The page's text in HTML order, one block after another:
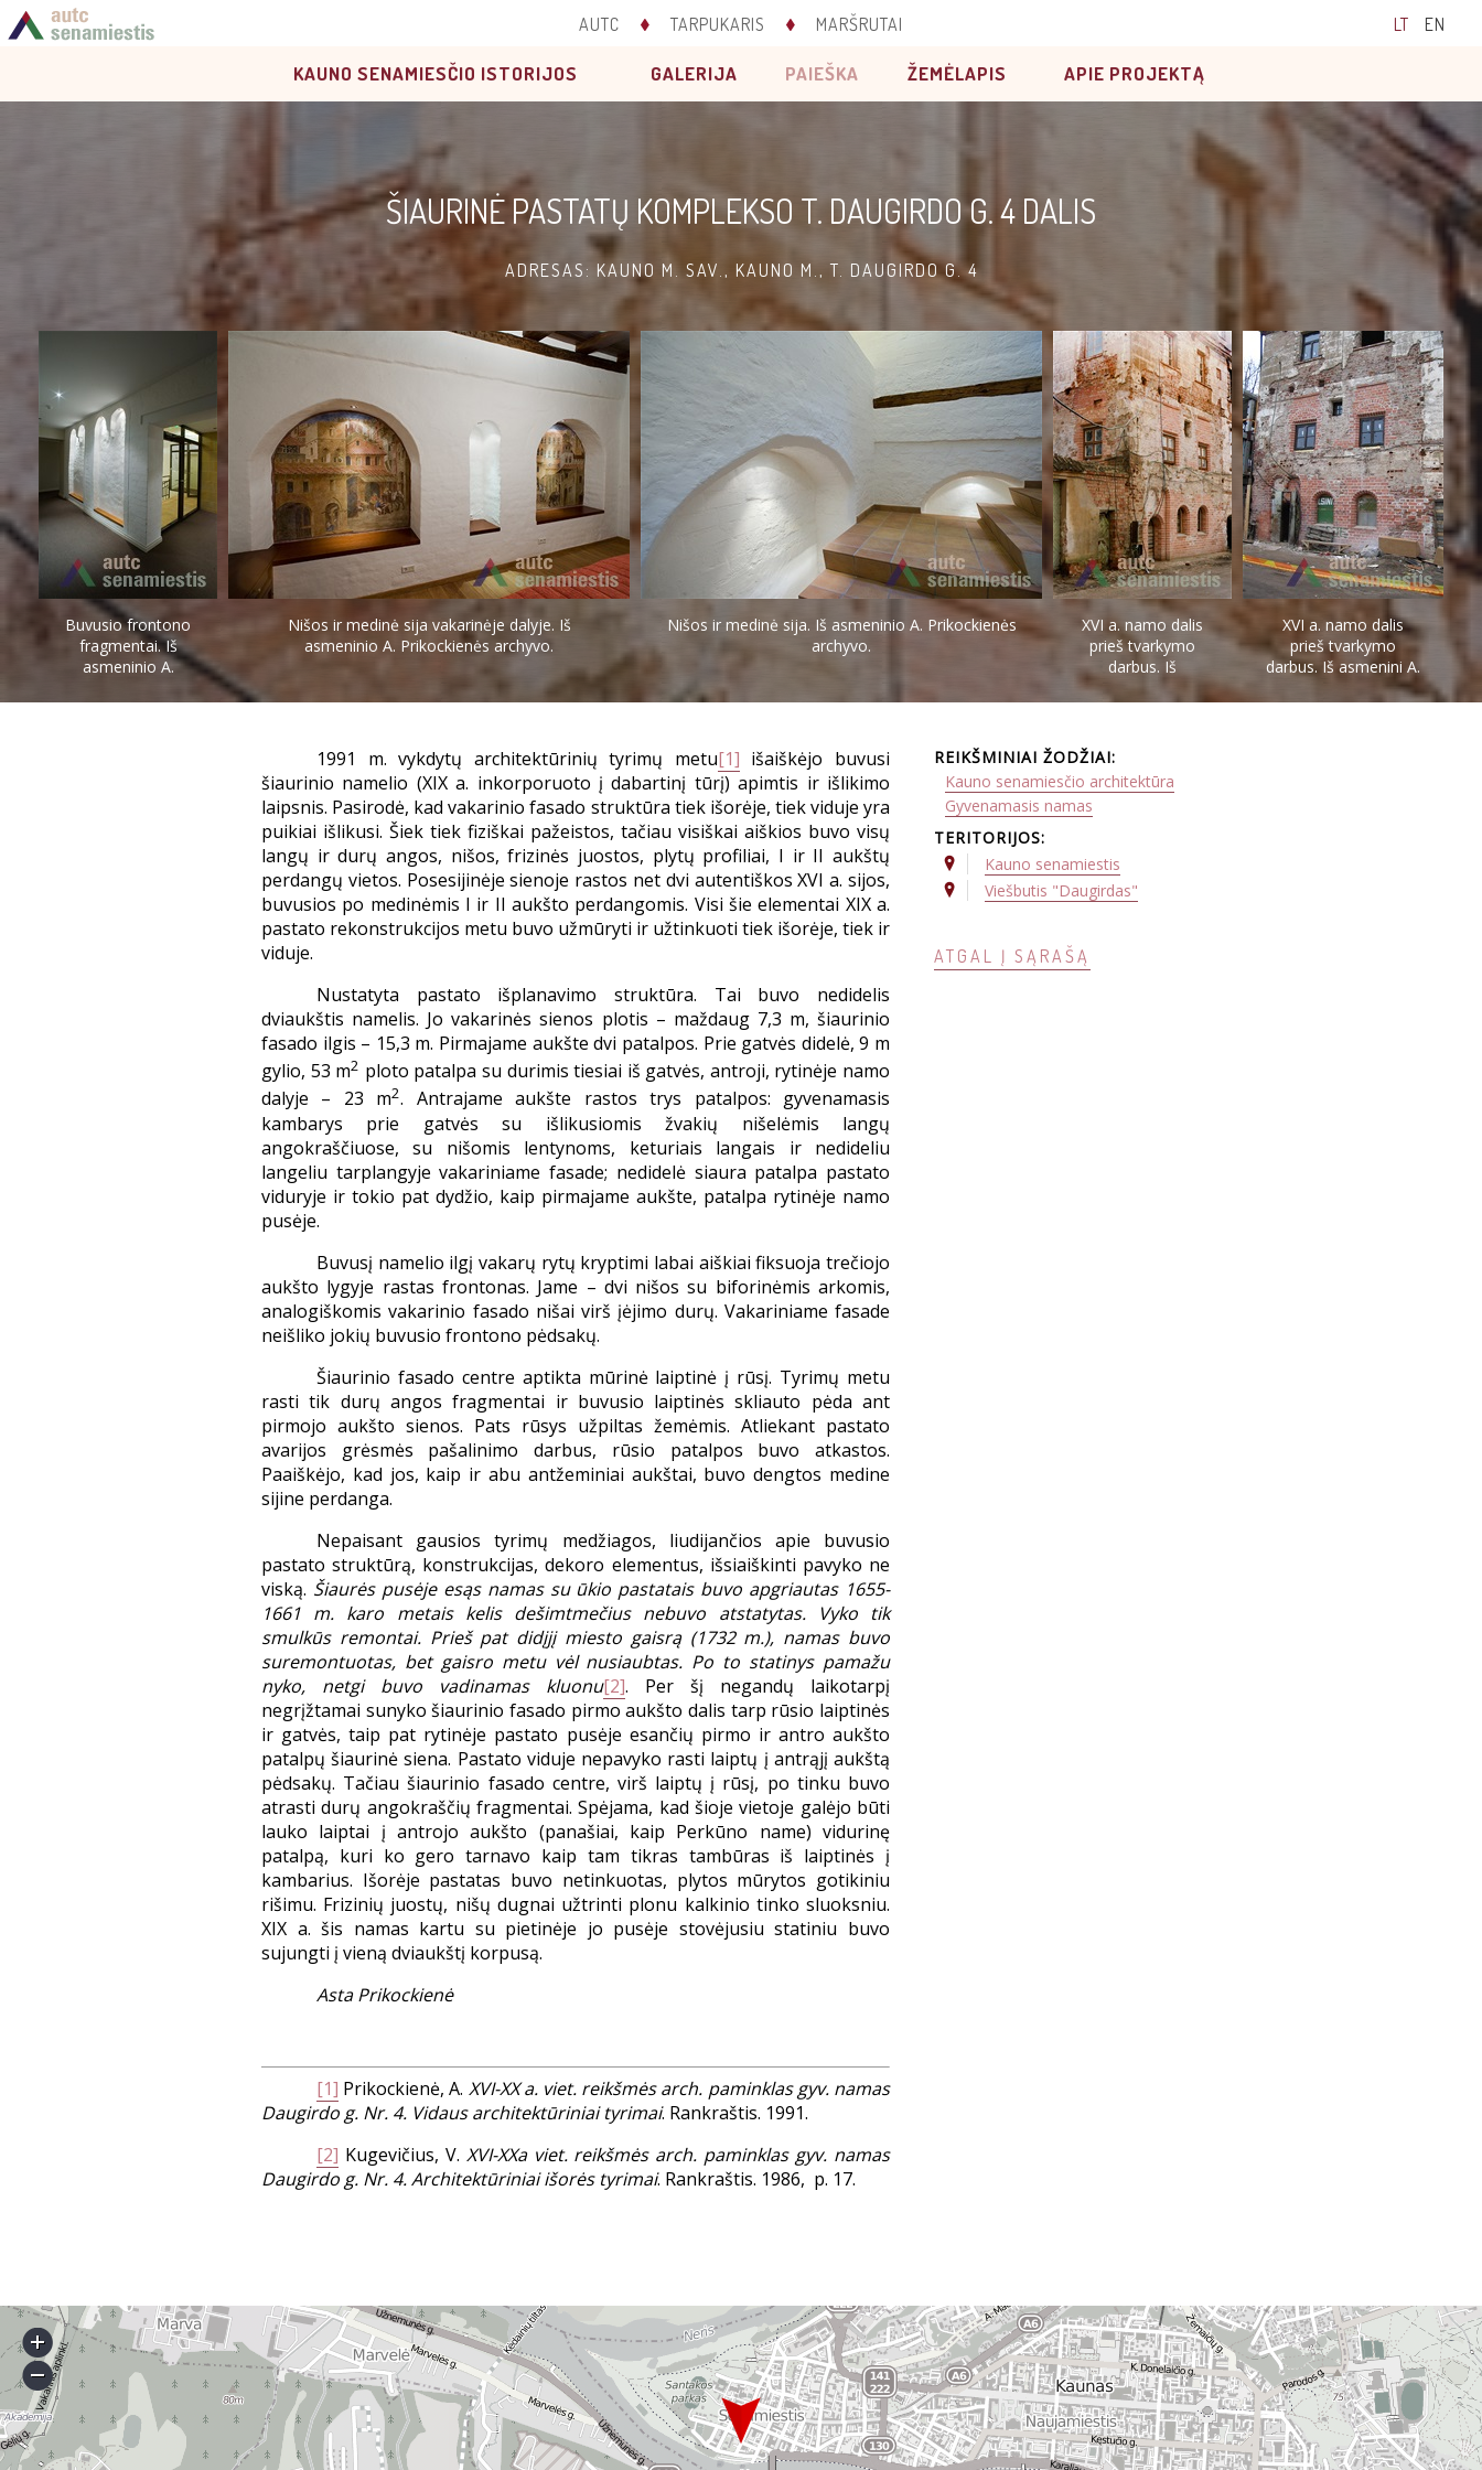
LT EN
AUTC TARPUKARIS MARŠRUTAI
KAUNO SENAMIESČIO ISTORIJOS GALERIJA PAIEŠKA ŽEMĖLAPIS APIE PROJEKTĄ
ŠIAURINĖ PASTATŲ KOMPLEKSO T. DAUGIRDO G. 4 DALIS
ADRESAS: KAUNO M. SAV., KAUNO M., T. DAUGIRDO G. 4
Buvusio frontono
fragmentai. Iš
asmeninio A.
archyvo.
Nišos ir medinė sija vakarinėje dalyje. Iš
asmeninio A. Prikockienės archyvo.
Nišos ir medinė sija. Iš asmeninio A. Prikockienės
archyvo.
XVI a. namo dalis
prieš tvarkymo
darbus. Iš
asmenini A.
Prikockienės
XVI a. namo dalis
prieš tvarkymo
darbus. Iš asmenini A.
Prikockienės archyvo.
1991 m. vykdytų architektūrinių tyrimų metu[1] išaiškėjo buvusi
šiaurinio namelio (XIX a. inkorporuoto į dabartinį tūrį) apimtis ir išlikimo
laipsnis. Pasirodė, kad vakarinio fasado struktūra tiek išorėje, tiek viduje yra
puikiai išlikusi. Šiek tiek fiziškai pažeistos, tačiau visiškai aiškios buvo visų
langų ir durų angos, nišos, frizinės juostos, plytų profiliai, I ir II aukštų
perdangų vietos. Posesijinėje sienoje rastos net dvi autentiškos XVI a. sijos,
buvusios po medinėmis I ir II aukšto perdangomis. Visi šie elementai XIX a.
pastato rekonstrukcijos metu buvo užmūryti ir užtinkuoti tiek išorėje, tiek ir
viduje.
Nustatyta pastato išplanavimo struktūra. Tai buvo nedidelis
dviaukštis namelis. Jo vakarinės sienos plotis – maždaug 7,3 m, šiaurinio
fasado ilgis – 15,3 m. Pirmajame aukšte dvi patalpos. Prie gatvės didelė, 9 m
gylio, 53 m2 ploto patalpa su durimis tiesiai iš gatvės, antroji, rytinėje namo
dalyje – 23 m2. Antrajame aukšte rastos trys patalpos: gyvenamasis
kambarys prie gatvės su išlikusiomis žvakių nišelėmis langų
angokraščiuose, su nišomis lentynoms, keturiais langais ir nedideliu
langeliu tarplangyje vakariniame fasade; nedidelė siaura patalpa pastato
viduryje ir tokio pat dydžio, kaip pirmajame aukšte, patalpa rytinėje namo
pusėje.
Buvusį namelio ilgį vakarų rytų kryptimi labai aiškiai fiksuoja trečiojo
aukšto lygyje rastas frontonas. Jame – dvi nišos su biforinėmis arkomis,
analogiškomis vakarinio fasado nišai virš įėjimo durų. Vakariniame fasade
neišliko jokių buvusio frontono pėdsakų.
Šiaurinio fasado centre aptikta mūrinė laiptinė į rūsį. Tyrimų metu
rasti tik durų angos fragmentai ir buvusio laiptinės skliauto pėda ant
pirmojo aukšto sienos. Pats rūsys užpiltas žemėmis. Atliekant pastato
avarijos grėsmės pašalinimo darbus, rūsio patalpos buvo atkastos.
Paaiškėjo, kad jos, kaip ir abu antžeminiai aukštai, buvo dengtos medine
sijine perdanga.
Nepaisant gausios tyrimų medžiagos, liudijančios apie buvusio
pastato struktūrą, konstrukcijas, dekoro elementus, išsiaiškinti pavyko ne
viską. Šiaurės pusėje esąs namas su ūkio pastatais buvo apgriautas 1655-
1661 m. karo metais kelis dešimtmečius nebuvo atstatytas. Vyko tik
smulkūs remontai. Prieš pat didįjį miesto gaisrą (1732 m.), namas buvo
suremontuotas, bet gaisro metu vėl nusiaubtas. Po to statinys pamažu
nyko, netgi buvo vadinamas kluonu[2]. Per šį negandų laikotarpį
negrįžtamai sunyko šiaurinio fasado pirmo aukšto dalis tarp rūsio laiptinės
ir gatvės, taip pat rytinėje pastato pusėje esančių pirmo ir antro aukšto
patalpų šiaurinė siena. Pastato viduje nepavyko rasti laiptų į antrąjį aukštą
pėdsakų. Tačiau šiaurinio fasado centre, virš laiptų į rūsį, po tinku buvo
atrasti durų angokraščių fragmentai. Spėjama, kad šioje vietoje galėjo būti
lauko laiptai į antrojo aukšto (panašiai, kaip Perkūno name) vidurinę
patalpą, kuri ko gero tarnavo kaip tam tikras tambūras iš laiptinės į
kambarius. Išorėje pastatas buvo netinkuotas, plytos mūrytos gotikiniu
rišimu. Frizinių juostų, nišų dugnai užtrinti plonu kalkinio tinko sluoksniu.
XIX a. šis namas kartu su pietinėje jo pusėje stovėjusiu statiniu buvo
sujungti į vieną dviaukštį korpusą.
Asta Prikockienė
[1] Prikockienė, A. XVI-XX a. viet. reikšmės arch. paminklas gyv. namas
Daugirdo g. Nr. 4. Vidaus architektūriniai tyrimai. Rankraštis. 1991.
[2] Kugevičius, V. XVI-XXa viet. reikšmės arch. paminklas gyv. namas
Daugirdo g. Nr. 4. Architektūriniai išorės tyrimai. Rankraštis. 1986, p. 17.
REIKŠMINIAI ŽODŽIAI:
Kauno senamiesčio architektūra
Gyvenamasis namas
TERITORIJOS:
Kauno senamiestis
Viešbutis "Daugirdas"
ATGAL Į SĄRAŠĄ